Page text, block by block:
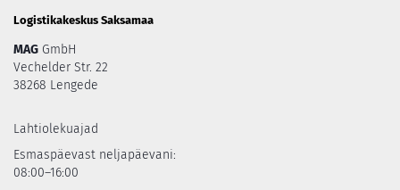
Logistikakeskus Saksamaa
MAG GmbH
Vechelder Str. 22
38268 Lengede
Lahtiolekuajad
Esmaspäevast neljapäevani:
08:00–16:00